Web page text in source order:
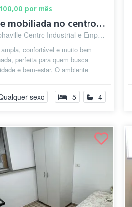
por mês
suite mobiliada no centro de Alphaville
Centro Industrial e Empresarial/Alphaville., Barueri - SP
confortável e muito bem
perfeita para quem busca
e bem-estar. O ambiente
sexo 5 4